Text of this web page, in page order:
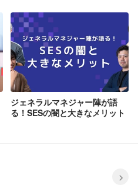
ァーストの戦略
ジェネラルマネジャー陣が語
る！SESの闇と大きなメリット